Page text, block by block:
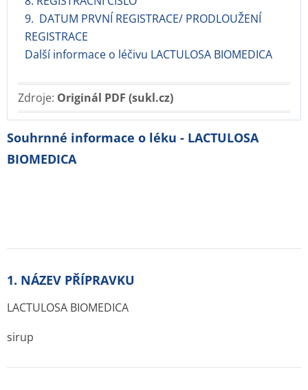
9. DATUM PRVNÍ REGISTRACE/ PRODLOUŽENÍ
REGISTRACE
Další informace o léčivu LACTULOSA BIOMEDICA
Zdroje: Originál PDF (sukl.cz)
Souhrnné informace o léku - LACTULOSA
BIOMEDICA
1. NÁZEV PŘÍPRAVKU
LACTULOSA BIOMEDICA
sirup